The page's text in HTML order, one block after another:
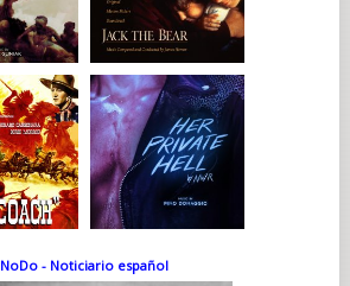
NoDo - Noticiario español